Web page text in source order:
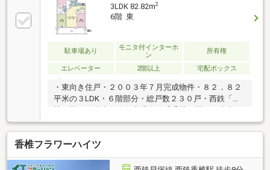
3LDK 82.82m2
6階 東
駐車場あり
モニタ付インターホ
ン
所有権
エレベーター 2階以上 宅配ボックス
・東向き住戸・２００３年７月完成物件・８２．８２
平米の３LDK・６階部分・総戸数２３０戸・西鉄「香
椎」駅まで徒歩５分・鹿児島線「香椎」駅まで徒歩７
分・敷地内駐車場空き有り（月額７，０００円～２
２，０００円 2025年5月9日確認）
香椎フラワーハイツ